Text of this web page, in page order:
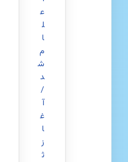
ع
ل
ا
م
ش
د
/
آ
غ
ا
ز
ث